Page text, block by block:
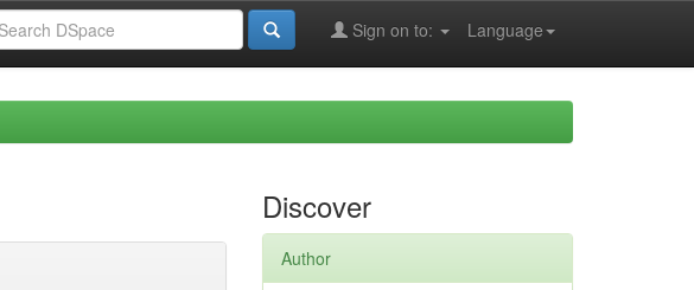
Language
Sign on to:
Discover
Author